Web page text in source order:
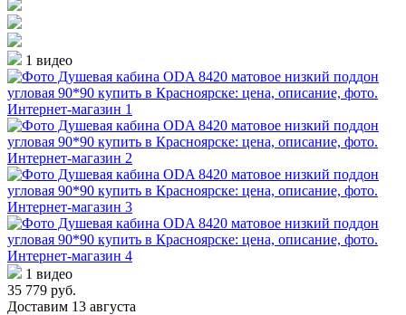
1 видео
1 видео
35 779 руб.
Доставим 13 августа